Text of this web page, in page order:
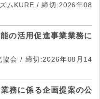
ムKURE / 締切:2026年08
の活用促進事業業務に
協会 / 締切:2026年08月14
務に係る企画提案の公